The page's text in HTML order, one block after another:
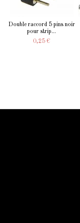
Double raccord 5 pins noir
pour strip...
0,25 €